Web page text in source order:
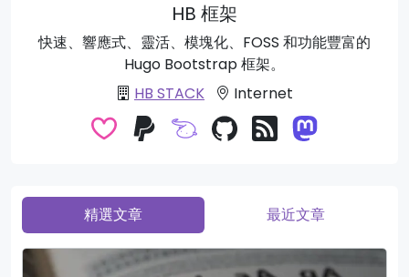
HB 框架
快速、響應式、靈活、模塊化、FOSS 和功能豐富的
Hugo Bootstrap 框架。
HB STACK
Internet
精選文章 最近文章